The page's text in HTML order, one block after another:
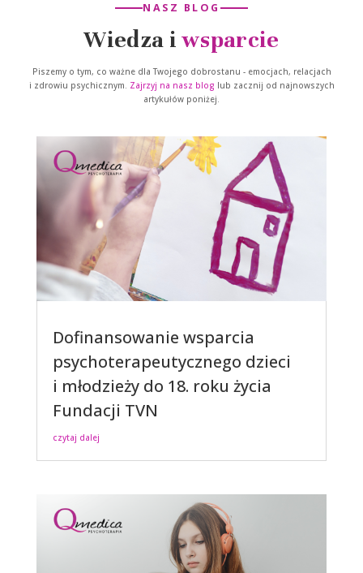
NASZ BLOG
Wiedza iwsparcie
Piszemy o tym, co ważne dla Twojego dobrostanu - emocjach, relacjach
i zdrowiu psychicznym. Zajrzyj na nasz blog lub zacznij od najnowszych
artykułów poniżej.
Dofinansowanie wsparcia
psychoterapeutycznego dzieci
i młodzieży do 18. roku życia
Fundacji TVN
czytaj dalej